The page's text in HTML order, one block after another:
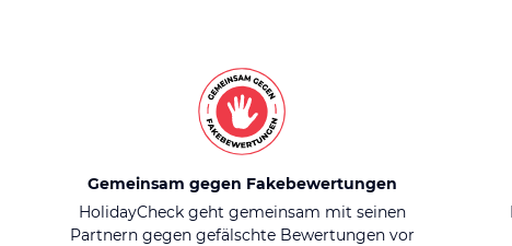
Gemeinsam gegen Fakebewertungen
HolidayCheck geht gemeinsam mit seinen
Partnern gegen gefälschte Bewertungen vor